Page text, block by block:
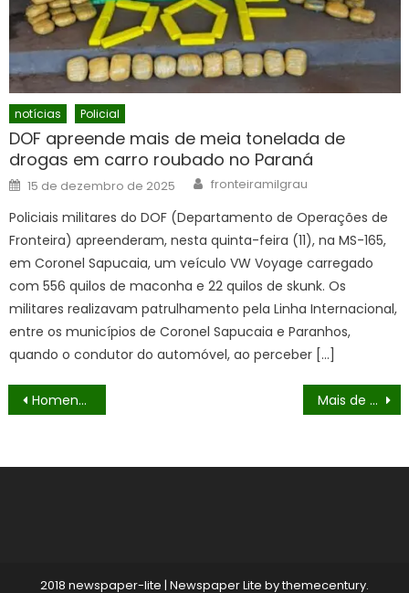
notícias Policial
DOF apreende mais de meia tonelada de
drogas em carro roubado no Paraná
Posted
on
15 de dezembro de 2025 Author
fronteiramilgrau
Policiais militares do DOF (Departamento de Operações de
Fronteira) apreenderam, nesta quinta-feira (11), na MS-165,
em Coronel Sapucaia, um veículo VW Voyage carregado
com 556 quilos de maconha e 22 quilos de skunk. Os
militares realizavam patrulhamento pela Linha Internacional,
entre os municípios de Coronel Sapucaia e Paranhos,
quando o condutor do automóvel, ao perceber […]
Navegação
Post
Homens que seguiam com maconha para Santa Catarina são presos pelo DOF em Iguatemi Mais de 40 quilos de cabelo humano de origem boliviana são apreendidos pelo DOF em Corumbá
2018 newspaper-lite | Newspaper Lite bythemecentury.